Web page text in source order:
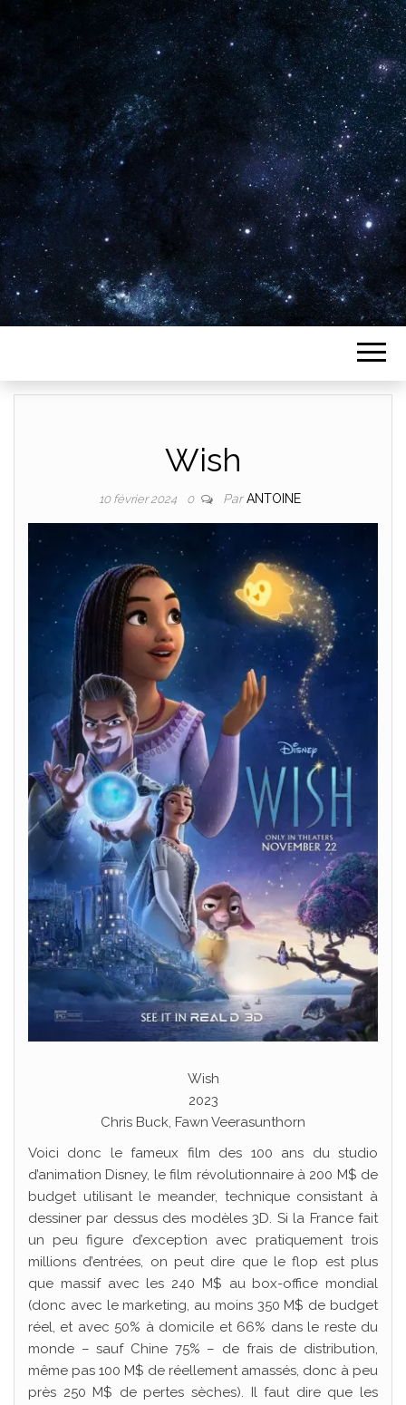
Plus de 2800 critiques de films
Wish
10 février 2024 0 ParANTOINE
Wish
2023
Chris Buck, Fawn Veerasunthorn
Voici donc le fameux film des 100 ans du studio
d’animation Disney, le film révolutionnaire à 200 M$ de
budget utilisant le meander, technique consistant à
dessiner par dessus des modèles 3D. Si la France fait
un peu figure d’exception avec pratiquement trois
millions d’entrées, on peut dire que le flop est plus
que massif avec les 240 M$ au box-office mondial
(donc avec le marketing, au moins 350 M$ de budget
réel, et avec 50% à domicile et 66% dans le reste du
monde – sauf Chine 75% – de frais de distribution,
même pas 100 M$ de réellement amassés, donc à peu
près 250 M$ de pertes sèches). Il faut dire que les